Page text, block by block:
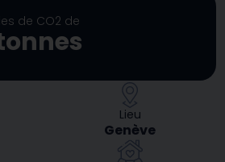
de CO2 de
Lieu
Genève